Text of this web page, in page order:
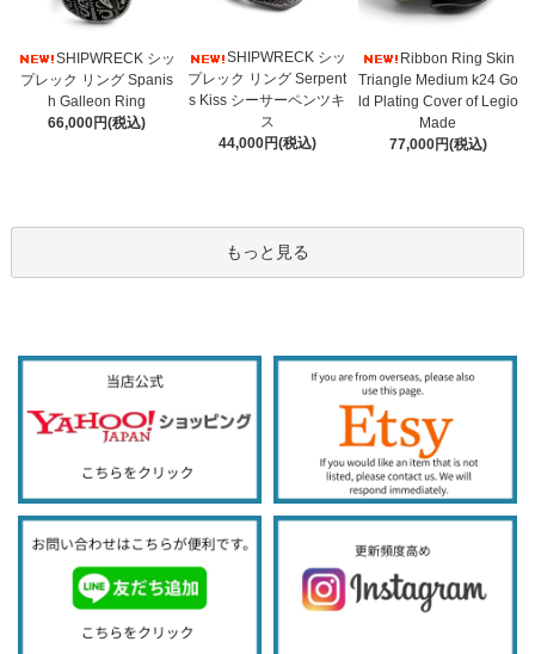
SHIPWRECK シッ
プレック リング Spanis
h Galleon Ring
66,000円(税込)
SHIPWRECK シッ
プレック リング Serpent
s Kiss シーサーペンツキ
ス
44,000円(税込)
Ribbon Ring Skin
Triangle Medium k24 Go
ld Plating Cover of Legio
Made
77,000円(税込)
もっと見る